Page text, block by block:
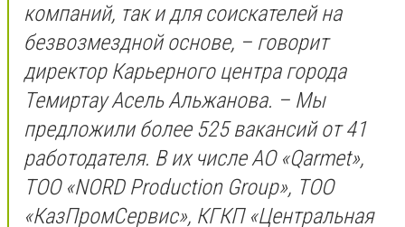
компаний, так и для соискателей на
безвозмездной основе, – говорит
директор Карьерного центра города
Темиртау Асель Альжанова. – Мы
предложили более 525 вакансий от 41
работодателя. В их числе АО «Qarmet»,
ТОО «NORD Production Group», ТОО
«КазПромСервис», КГКП «Центральная